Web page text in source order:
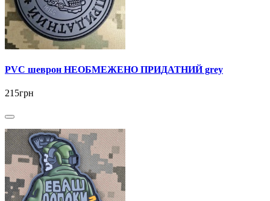
PVC шеврон НЕОБМЕЖЕНО ПРИДАТНИЙ grey
215грн